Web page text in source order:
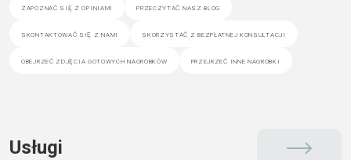
zapoznać się z opiniami przeczytać nasz blog
skontaktować się z nami skorzystać z bezpłatnej konsultacji
obejrzeć zdjęcia gotowych nagrobków przejrzeć inne nagrobki
Usługi